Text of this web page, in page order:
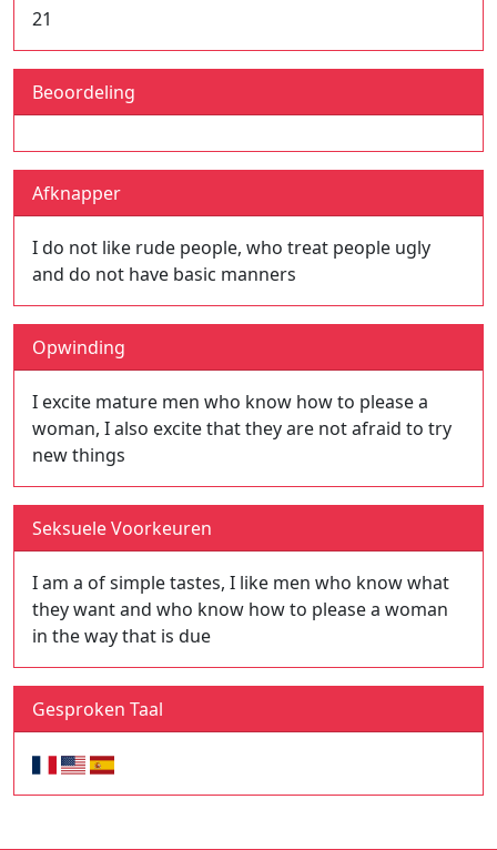
21
Beoordeling
Afknapper
I do not like rude people, who treat people ugly
and do not have basic manners
Opwinding
I excite mature men who know how to please a
woman, I also excite that they are not afraid to try
new things
Seksuele Voorkeuren
I am a of simple tastes, I like men who know what
they want and who know how to please a woman
in the way that is due
Gesproken Taal